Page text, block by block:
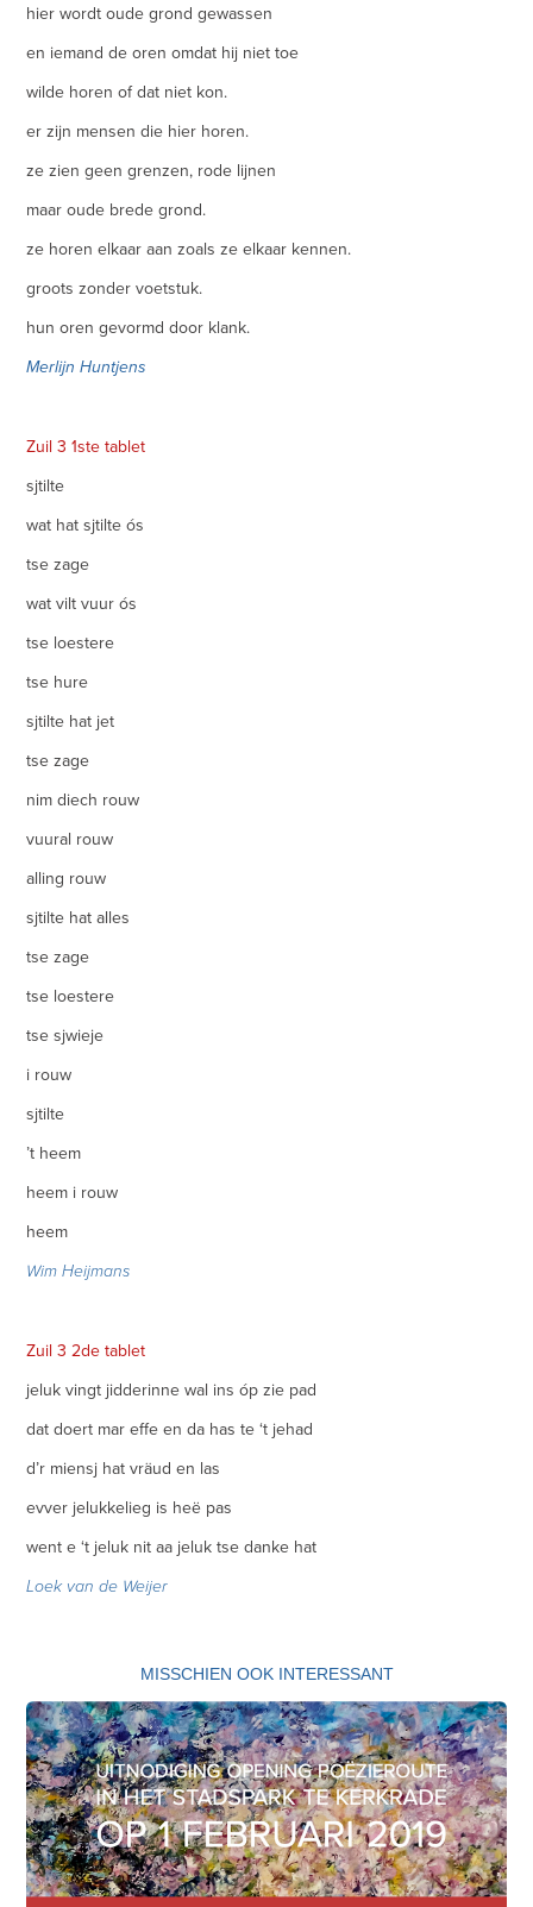
hier wordt oude grond gewassen
en iemand de oren omdat hij niet toe
wilde horen of dat niet kon.
er zijn mensen die hier horen.
ze zien geen grenzen, rode lijnen
maar oude brede grond.
ze horen elkaar aan zoals ze elkaar kennen.
groots zonder voetstuk.
hun oren gevormd door klank.
Merlijn Huntjens
Zuil 3 1ste tablet
sjtilte
wat hat sjtilte ós
tse zage
wat vilt vuur ós
tse loestere
tse hure
sjtilte hat jet
tse zage
nim diech rouw
vuural rouw
alling rouw
sjtilte hat alles
tse zage
tse loestere
tse sjwieje
i rouw
sjtilte
’t heem
heem i rouw
heem
Wim Heijmans
Zuil 3 2de tablet
jeluk vingt jidderinne wal ins óp zie pad
dat doert mar effe en da has te ‘t jehad
d’r miensj hat vräud en las
evver jelukkelieg is heë pas
went e ‘t jeluk nit aa jeluk tse danke hat
Loek van de Weijer
MISSCHIEN OOK INTERESSANT